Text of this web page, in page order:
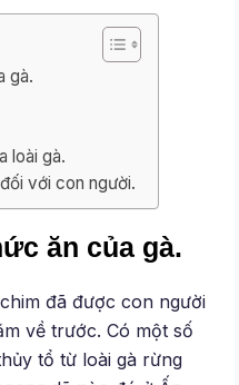
gà.
loài gà.
với con người.
ăn của gà.
đã được con người
về trước. Có một số
tổ từ loài gà rừng